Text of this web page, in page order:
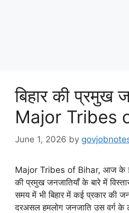
बिहार की प्रमुख
Major Tribes
June 1, 2026 by
Major Tribes of Bihar, आज के इस
की प्रमुख जनजातियाँ के बारे में
समय में भी बिहार में कई प्रकार की
दरअसल हमलोग जनजाति उस वर्ग के